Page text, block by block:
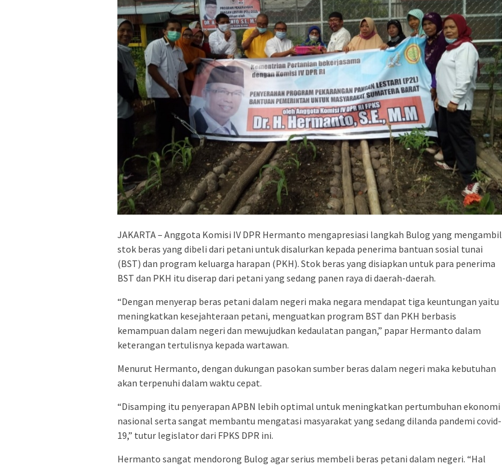
JAKARTA – Anggota Komisi IV DPR Hermanto mengapresiasi langkah Bulog yang mengambil
stok beras yang dibeli dari petani untuk disalurkan kepada penerima bantuan sosial tunai
(BST) dan program keluarga harapan (PKH). Stok beras yang disiapkan untuk para penerima
BST dan PKH itu diserap dari petani yang sedang panen raya di daerah-daerah.
“Dengan menyerap beras petani dalam negeri maka negara mendapat tiga keuntungan yaitu
meningkatkan kesejahteraan petani, menguatkan program BST dan PKH berbasis
kemampuan dalam negeri dan mewujudkan kedaulatan pangan,” papar Hermanto dalam
keterangan tertulisnya kepada wartawan.
Menurut Hermanto, dengan dukungan pasokan sumber beras dalam negeri maka kebutuhan
akan terpenuhi dalam waktu cepat.
“Disamping itu penyerapan APBN lebih optimal untuk meningkatkan pertumbuhan ekonomi
nasional serta sangat membantu mengatasi masyarakat yang sedang dilanda pandemi covid-
19,” tutur legislator dari FPKS DPR ini.
Hermanto sangat mendorong Bulog agar serius membeli beras petani dalam negeri. “Hal